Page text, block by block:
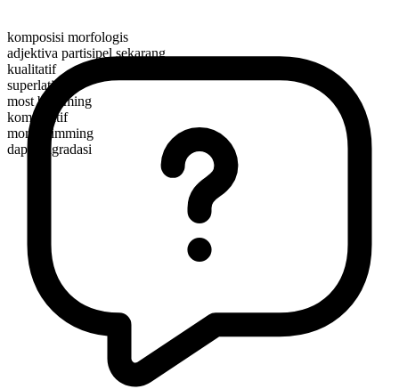
komposisi morfologis
adjektiva partisipel sekarang
kualitatif
superlatif
most brimming
komparatif
more brimming
dapat digradasi